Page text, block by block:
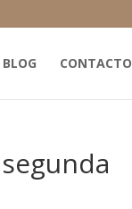
BLOG CONTACTO